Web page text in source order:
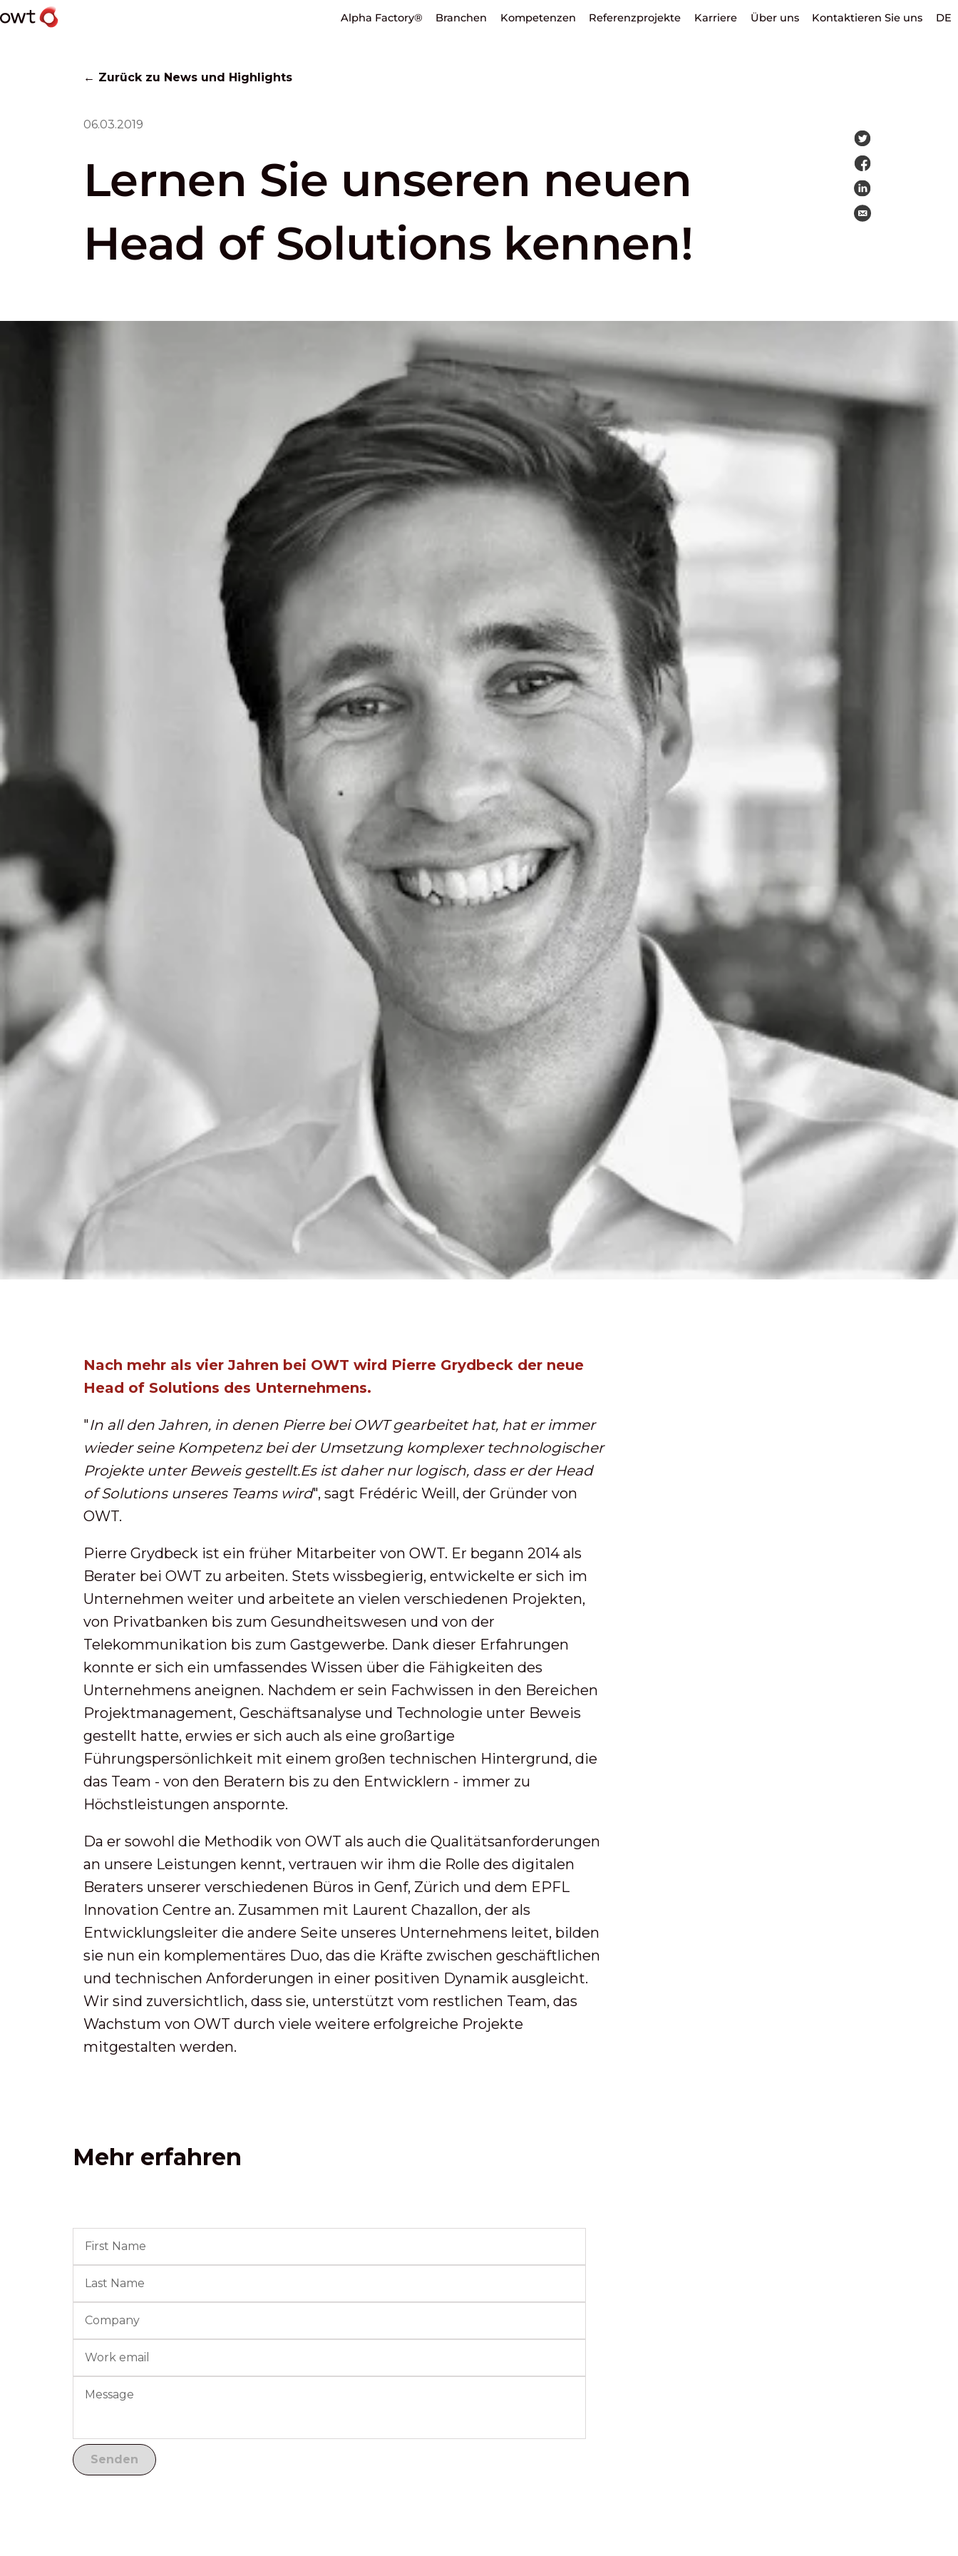
Alpha Factory® Branchen Kompetenzen Referenzprojekte Karriere Über uns Kontaktieren Sie uns DE
← Zurück zu News und Highlights
06.03.2019
Lernen Sie unseren neuen
Head of Solutions kennen!
Nach mehr als vier Jahren bei OWT wird Pierre Grydbeck der neue
Head of Solutions des Unternehmens.
"In all den Jahren, in denen Pierre bei OWT gearbeitet hat, hat er immer
wieder seine Kompetenz bei der Umsetzung komplexer technologischer
Projekte unter Beweis gestellt.Es ist daher nur logisch, dass er der Head
of Solutions unseres Teams wird", sagt Frédéric Weill, der Gründer von
OWT.
Pierre Grydbeck ist ein früher Mitarbeiter von OWT. Er begann 2014 als
Berater bei OWT zu arbeiten. Stets wissbegierig, entwickelte er sich im
Unternehmen weiter und arbeitete an vielen verschiedenen Projekten,
von Privatbanken bis zum Gesundheitswesen und von der
Telekommunikation bis zum Gastgewerbe. Dank dieser Erfahrungen
konnte er sich ein umfassendes Wissen über die Fähigkeiten des
Unternehmens aneignen. Nachdem er sein Fachwissen in den Bereichen
Projektmanagement, Geschäftsanalyse und Technologie unter Beweis
gestellt hatte, erwies er sich auch als eine großartige
Führungspersönlichkeit mit einem großen technischen Hintergrund, die
das Team - von den Beratern bis zu den Entwicklern - immer zu
Höchstleistungen anspornte.
Da er sowohl die Methodik von OWT als auch die Qualitätsanforderungen
an unsere Leistungen kennt, vertrauen wir ihm die Rolle des digitalen
Beraters unserer verschiedenen Büros in Genf, Zürich und dem EPFL
Innovation Centre an. Zusammen mit Laurent Chazallon, der als
Entwicklungsleiter die andere Seite unseres Unternehmens leitet, bilden
sie nun ein komplementäres Duo, das die Kräfte zwischen geschäftlichen
und technischen Anforderungen in einer positiven Dynamik ausgleicht.
Wir sind zuversichtlich, dass sie, unterstützt vom restlichen Team, das
Wachstum von OWT durch viele weitere erfolgreiche Projekte
mitgestalten werden.
Mehr erfahren